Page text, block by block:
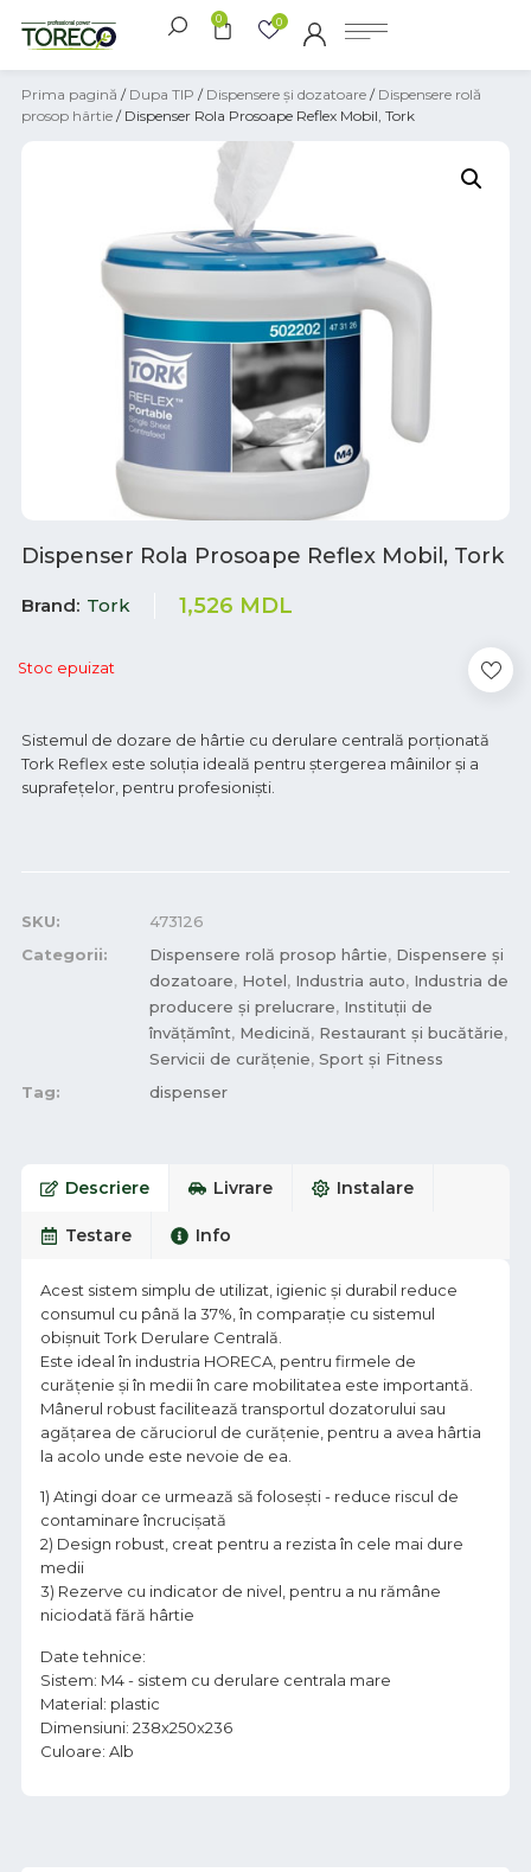
0 0
Prima pagină / Dupa TIP / Dispensere și dozatoare / Dispensere rolă
prosop hârtie / Dispenser Rola Prosoape Reflex Mobil, Tork
Dispenser Rola Prosoape Reflex Mobil, Tork
Brand Tork 1,526 MDL
Stoc epuizat
Sistemul de dozare de hârtie cu derulare centrală porționată
Tork Reflex este soluția ideală pentru ștergerea mâinilor și a
suprafețelor, pentru profesioniști.
SKU:
473126
Categorii:
Dispensere rolă prosop hârtie, Dispensere și
dozatoare, Hotel, Industria auto, Industria de
producere și prelucrare, Instituții de
învățămînt, Medicină, Restaurant și bucătărie,
Servicii de curățenie, Sport și Fitness
Tag:
dispenser
Descriere Livrare Instalare
Testare Info
Acest sistem simplu de utilizat, igienic și durabil reduce
consumul cu până la 37%, în comparație cu sistemul
obișnuit Tork Derulare Centrală.
Este ideal în industria HORECA, pentru firmele de
curățenie și în medii în care mobilitatea este importantă.
Mânerul robust facilitează transportul dozatorului sau
agățarea de căruciorul de curățenie, pentru a avea hârtia
la acolo unde este nevoie de ea.
1) Atingi doar ce urmează să folosești - reduce riscul de
contaminare încrucișată
2) Design robust, creat pentru a rezista în cele mai dure
medii
3) Rezerve cu indicator de nivel, pentru a nu rămâne
niciodată fără hârtie
Date tehnice:
Sistem: M4 - sistem cu derulare centrala mare
Material: plastic
Dimensiuni: 238x250x236
Culoare: Alb